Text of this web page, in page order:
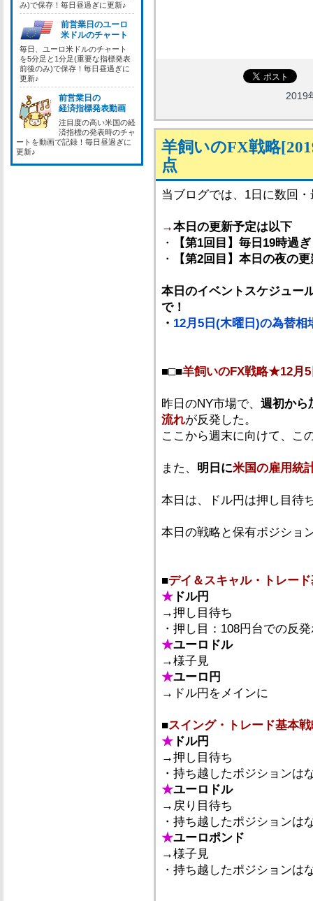
2019
羊飼いのFX戦略
点
当ブログでは、1日に数回
→本日の更新予定は以下
・
【第1回目】毎日19時過
・
【第2回目】本日の夜の
本日のイベントスケジュー
で！
・ 12月5日(木曜日)の為替
■□■羊飼いのFX戦略★12月
昨日のNY市場で、 週初から
流れが反発した。
ここから週末に向けて、こ
また、 明日に米国の雇用統
本日は、ドル円は押し目待
本日の戦略と保有ポジショ
■デイ＆スキャル・トレー
★ ドル円
→押し目待ち
・押し目：108円台での反
★ユーロドル
→様子見
★ユーロ円
→ドル円をメインに
■スイング・トレード基本
★ ドル円
→押し目待ち
・持ち越したポジションは
★ユーロドル
→戻り目待ち
・持ち越したポジションは
★ユーロポンド
→様子見
・持ち越したポジションは
み)で保存！毎日昼過ぎに更新♪
前営業日のユーロ
米ドルのチャート
毎日、ユーロ米ドルのチャート
を5分足と1分足(重要な指標発表
前後のみ)で保存！毎日昼過ぎに
更新♪
前営業日の
経済指標発表動画
注目度の高い米国の経
済指標の発表時のチャ
ートを動画で記録！毎日昼過ぎに
更新♪